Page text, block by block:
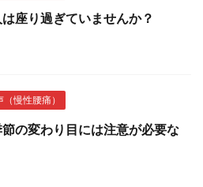
座り過ぎていませんか？
慢性腰痛）
の変わり目には注意が必要な